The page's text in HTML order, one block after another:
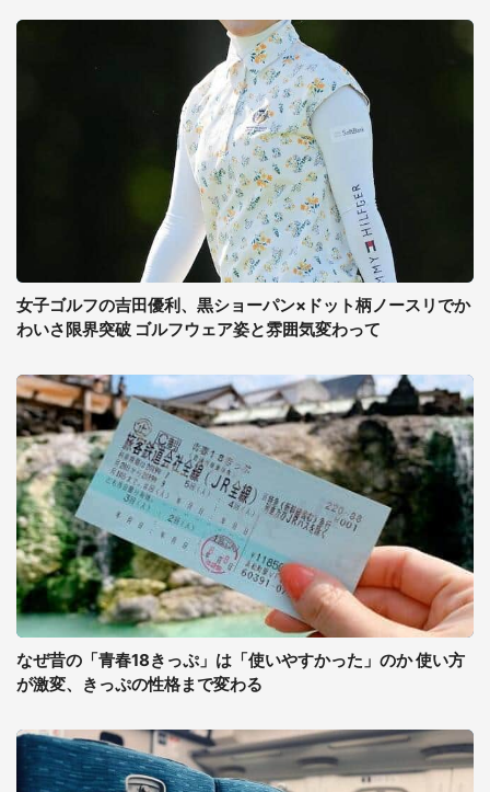
女子ゴルフの吉田優利、黒ショーパン×ドット柄ノースリでか
わいさ限界突破 ゴルフウェア姿と雰囲気変わって
なぜ昔の「青春18きっぷ」は「使いやすかった」のか 使い方
が激変、きっぷの性格まで変わる